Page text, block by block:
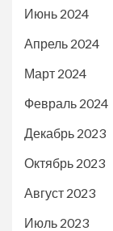
Июнь 2024
Апрель 2024
Март 2024
Февраль 2024
Декабрь 2023
Октябрь 2023
Август 2023
Июль 2023